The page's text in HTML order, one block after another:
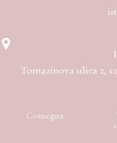
Tomazinova ulica 2,
Consegna